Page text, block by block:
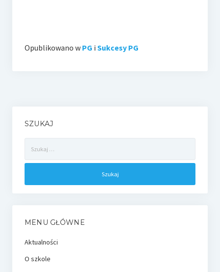
Opublikowano w PG i Sukcesy PG
SZUKAJ
MENU GŁÓWNE
Aktualności
O szkole